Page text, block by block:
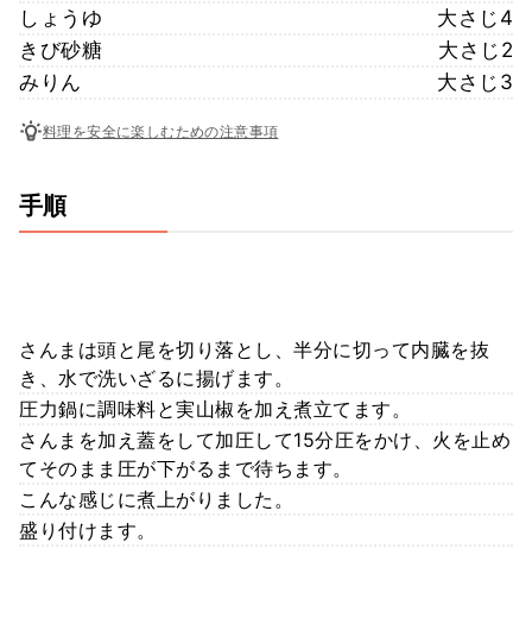
しょうゆ
大さじ4
きび砂糖
大さじ2
みりん
大さじ3
料理を安全に楽しむための注意事項
手順
さんまは頭と尾を切り落とし、半分に切って内臓を抜
き、水で洗いざるに揚げます。
圧力鍋に調味料と実山椒を加え煮立てます。
さんまを加え蓋をして加圧して15分圧をかけ、火を止め
てそのまま圧が下がるまで待ちます。
こんな感じに煮上がりました。
盛り付けます。